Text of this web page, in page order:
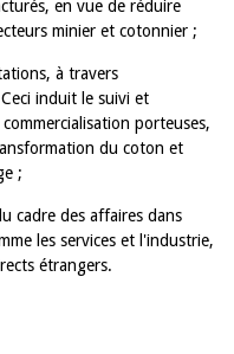
en vue de réduire
minier et cotonnier ;
à travers
induit le suivi et
porteuses,
du coton et
;
cadre des affaires dans
les services et l'industrie,
étrangers.